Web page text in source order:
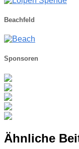
Beachfeld
Sponsoren
Ähnliche